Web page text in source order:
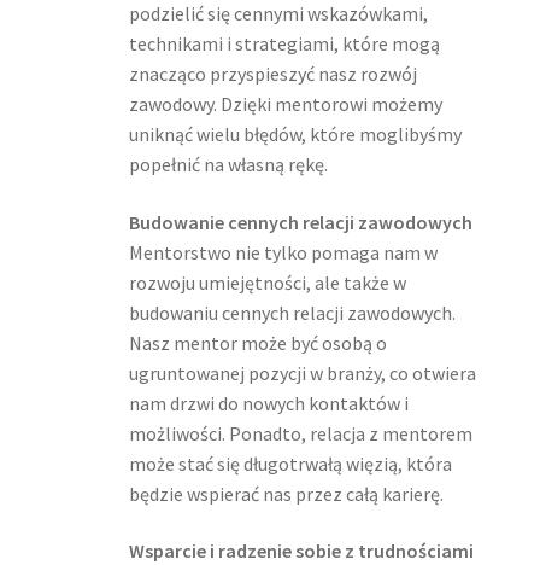
podzielić się cennymi wskazówkami,
technikami i strategiami, które mogą
znacząco przyspieszyć nasz rozwój
zawodowy. Dzięki mentorowi możemy
uniknąć wielu błędów, które moglibyśmy
popełnić na własną rękę.
Budowanie cennych relacji zawodowych
Mentorstwo nie tylko pomaga nam w
rozwoju umiejętności, ale także w
budowaniu cennych relacji zawodowych.
Nasz mentor może być osobą o
ugruntowanej pozycji w branży, co otwiera
nam drzwi do nowych kontaktów i
możliwości. Ponadto, relacja z mentorem
może stać się długotrwałą więzią, która
będzie wspierać nas przez całą karierę.
Wsparcie i radzenie sobie z trudnościami